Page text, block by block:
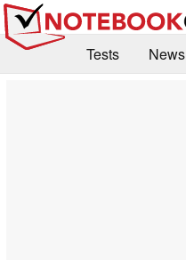
Tests News